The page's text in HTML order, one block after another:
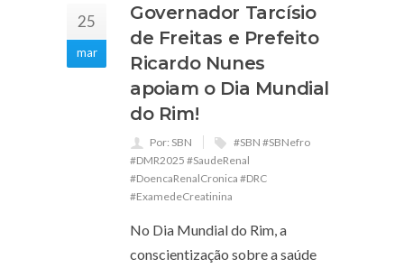
25
mar
Governador Tarcísio
de Freitas e Prefeito
Ricardo Nunes
apoiam o Dia Mundial
do Rim!
Por: SBN
#SBN #SBNefro
#DMR2025 #SaudeRenal
#DoencaRenalCronica #DRC
#ExamedeCreatinina
No Dia Mundial do Rim, a
conscientização sobre a saúde